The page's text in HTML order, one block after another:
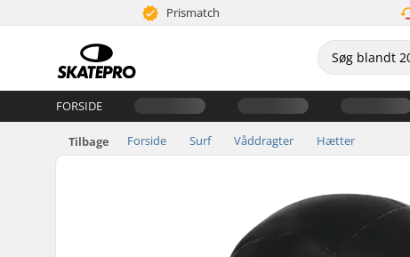
Prismatch
FORSIDE
Tilbage Forside Surf Våddragter Hætter